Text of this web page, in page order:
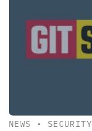
NEWS • SECURITY